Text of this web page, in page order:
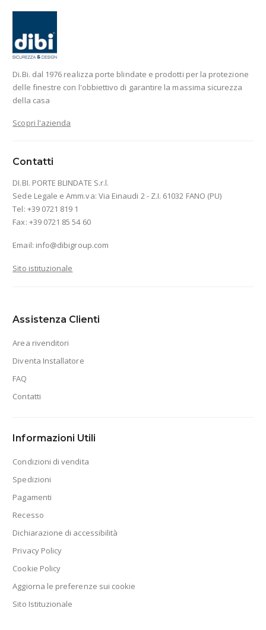
Di.Bi. dal 1976 realizza porte blindate e prodotti per la protezione
delle finestre con l'obbiettivo di garantire la massima sicurezza
della casa
Scopri l'azienda
Contatti
DI.BI. PORTE BLINDATE S.r.l.
Sede Legale e Amm.va: Via Einaudi 2 - Z.I. 61032 FANO (PU)
Tel: +39 0721 819 1
Fax: +39 0721 85 54 60
Email: info@dibigroup.com
Sito istituzionale
Assistenza Clienti
Area rivenditori
Diventa Installatore
FAQ
Contatti
Informazioni Utili
Condizioni di vendita
Spedizioni
Pagamenti
Recesso
Dichiarazione di accessibilità
Privacy Policy
Cookie Policy
Aggiorna le preferenze sui cookie
Sito Istituzionale